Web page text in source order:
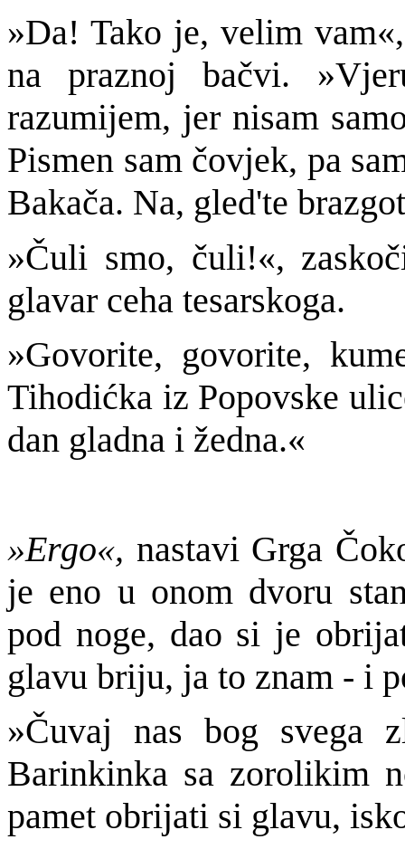
»Da! Tako je, velim
na praznoj bačvi.
razumijem, jer nisam
Pismen sam čovjek, pa
Bakača. Na, gled'te
»Čuli smo, čuli!«,
glavar ceha tesarskoga.
»Govorite, govorite,
Tihodićka iz Popovske
dan gladna i žedna.«
»Ergo«, nastavi Grga
je eno u onom dvoru
pod noge, dao si je
glavu briju, ja to znam - i
»Čuvaj nas bog svega
Barinkinka sa zorolikim
pamet obrijati si glavu,